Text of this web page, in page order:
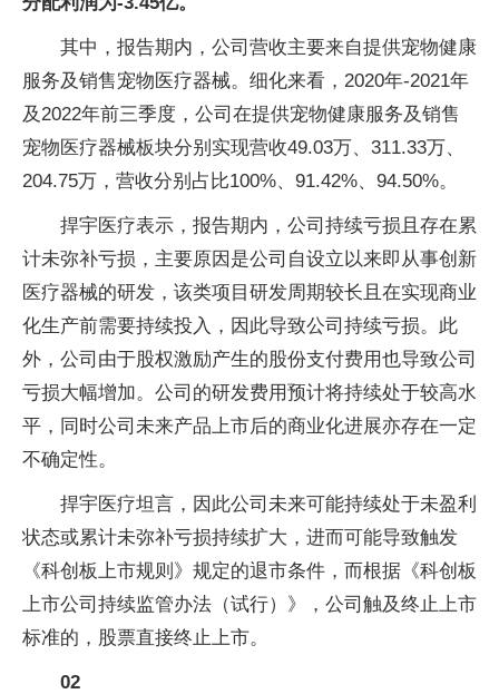
其中，报告期内，公司营收主要来自提供宠物健康
服务及销售宠物医疗器械。细化来看，2020年-2021年
及2022年前三季度，公司在提供宠物健康服务及销售
宠物医疗器械板块分别实现营收49.03万、311.33万、
204.75万，营收分别占比100%、91.42%、94.50%。
捍宇医疗表示，报告期内，公司持续亏损且存在累
计未弥补亏损，主要原因是公司自设立以来即从事创新
医疗器械的研发，该类项目研发周期较长且在实现商业
化生产前需要持续投入，因此导致公司持续亏损。此
外，公司由于股权激励产生的股份支付费用也导致公司
亏损大幅增加。公司的研发费用预计将持续处于较高水
平，同时公司未来产品上市后的商业化进展亦存在一定
不确定性。
捍宇医疗坦言，因此公司未来可能持续处于未盈利
状态或累计未弥补亏损持续扩大，进而可能导致触发
《科创板上市规则》规定的退市条件，而根据《科创板
上市公司持续监管办法（试行）》，公司触及终止上市
标准的，股票直接终止上市。
02